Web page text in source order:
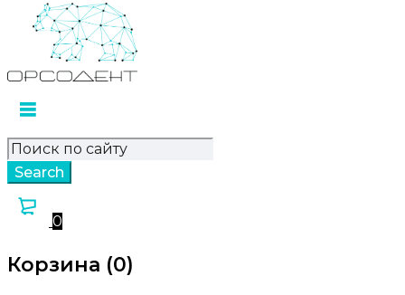
0
Корзина (0)